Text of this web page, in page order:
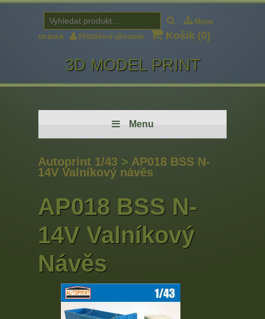
Mapa
stránek
Přihlášení uživatele Košík (0)
3D MODEL PRINT
Menu
Autoprint 1/43 > AP018 BSS N-
14V Valníkový návěs
AP018 BSS N-
14V Valníkový
Návěs